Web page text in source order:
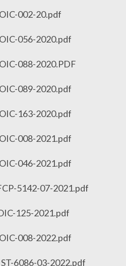
002-20.pdf
056-2020.pdf
088-2020.PDF
089-2020.pdf
163-2020.pdf
008-2021.pdf
046-2021.pdf
5142-07-2021.pdf
125-2021.pdf
008-2022.pdf
6086-03-2022.pdf